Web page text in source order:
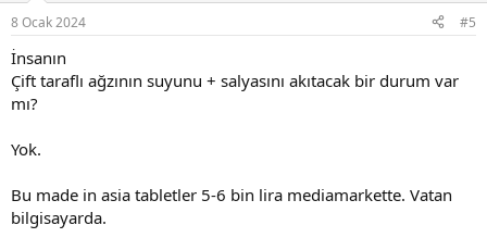
8 Ocak 2024 #5
İnsanın
Çift taraflı ağzının suyunu + salyasını akıtacak bir durum var
mı?
Yok.
Bu made in asia tabletler 5-6 bin lira mediamarkette. Vatan
bilgisayarda.